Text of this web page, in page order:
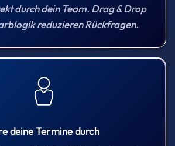
durch dein Team. Drag & Drop
reduzieren Rückfragen.
deine Termine durch